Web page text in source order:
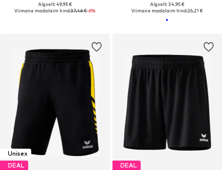
Algselt: 49,95 €
Viimane madalaim hind:37,46 €-6%
Algselt: 34,95 €
Viimane madalaim hind:26,21 €
Unisex
DEAL
DEAL